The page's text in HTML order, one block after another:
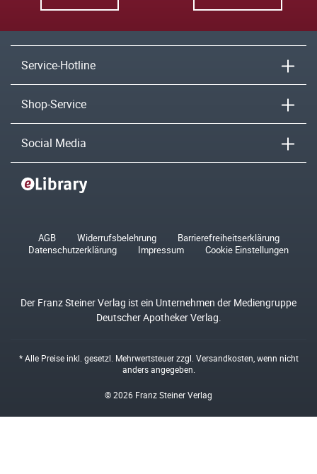
Service-Hotline
Shop-Service
Social Media
AGB Widerrufsbelehrung
Barrierefreiheitserklärung
Datenschutzerklärung
Impressum Cookie Einstellungen
Der Franz Steiner Verlag ist ein Unternehmen der Mediengruppe
Deutscher Apotheker Verlag.
* Alle Preise inkl. gesetzl. Mehrwertsteuer zzgl. Versandkosten , wenn nicht
anders angegeben.
© 2026 Franz Steiner Verlag